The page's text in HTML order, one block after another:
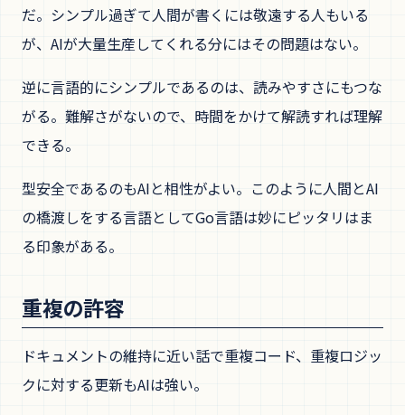
だ。シンプル過ぎて人間が書くには敬遠する人もいる
が、AIが大量生産してくれる分にはその問題はない。
逆に言語的にシンプルであるのは、読みやすさにもつな
がる。難解さがないので、時間をかけて解読すれば理解
できる。
型安全であるのもAIと相性がよい。このように人間とAI
の橋渡しをする言語としてGo言語は妙にピッタリはま
る印象がある。
重複の許容
ドキュメントの維持に近い話で重複コード、重複ロジッ
クに対する更新もAIは強い。